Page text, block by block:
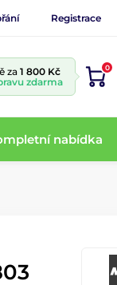
Registrace
za1 800 Kč
zdarma
0
nabídka